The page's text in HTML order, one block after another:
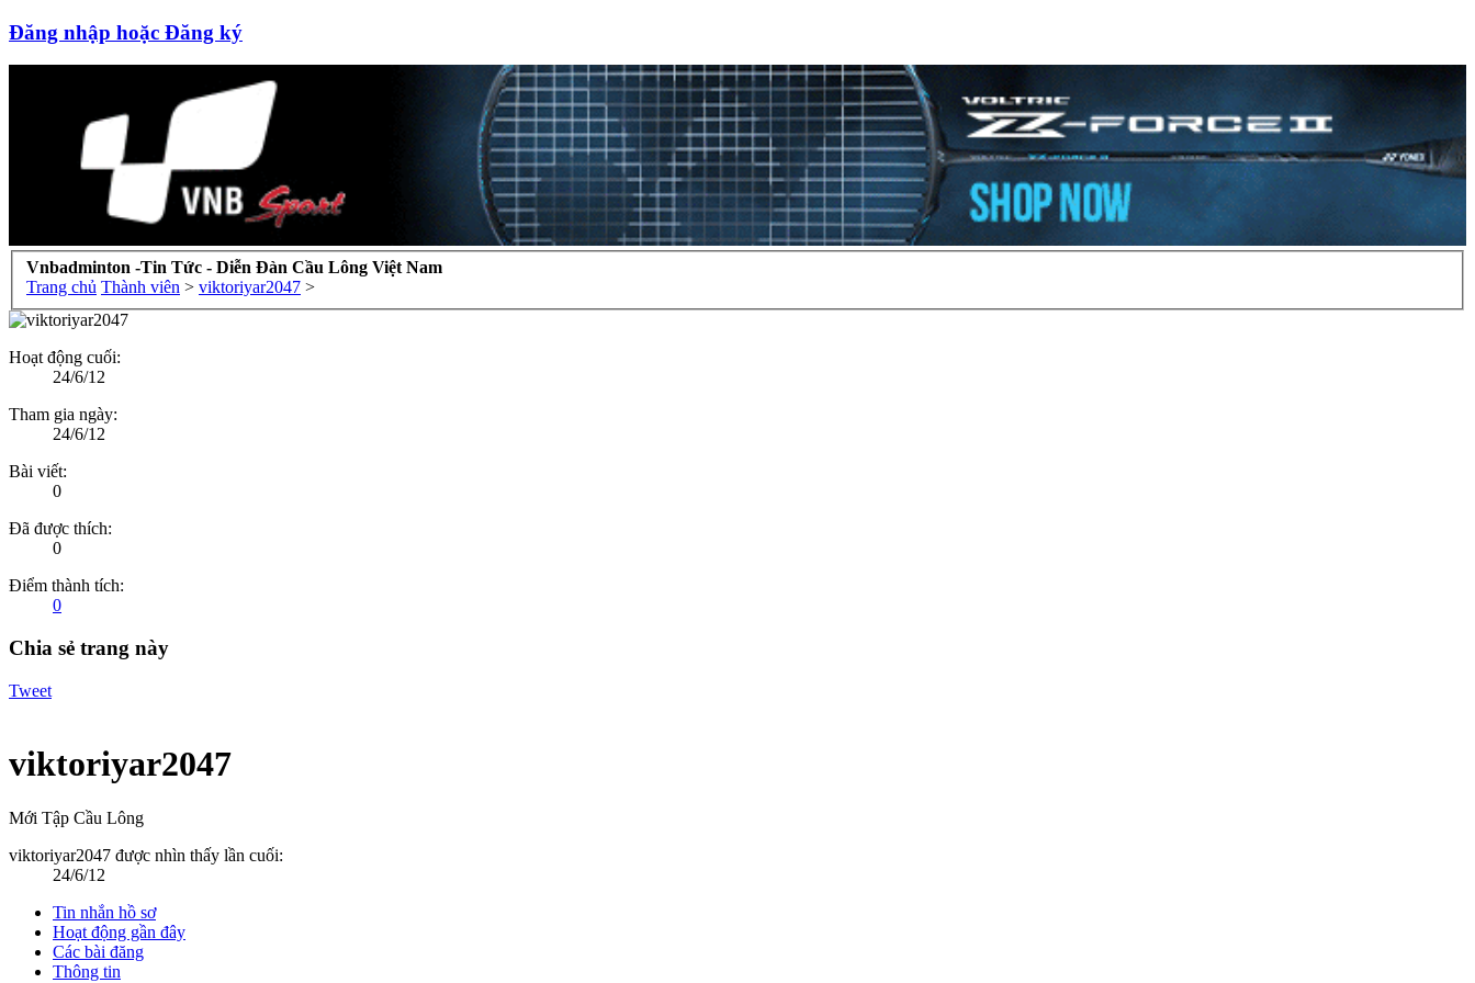
Đăng nhập hoặc Đăng ký
Vnbadminton -Tin Tức - Diễn Đàn Cầu Lông Việt Nam
Trang chủ Thành viên > viktoriyar2047 >
Hoạt động cuối:
24/6/12
Tham gia ngày:
24/6/12
Bài viết:
0
Đã được thích:
0
Điểm thành tích:
0
Chia sẻ trang này
Tweet
viktoriyar2047
Mới Tập Cầu Lông
viktoriyar2047 được nhìn thấy lần cuối:
24/6/12
Tin nhắn hồ sơ
Hoạt động gần đây
Các bài đăng
Thông tin